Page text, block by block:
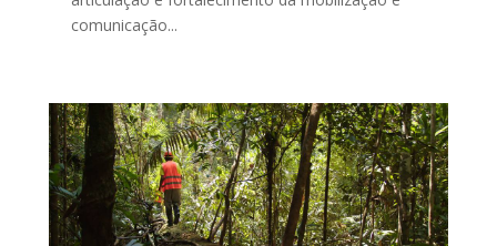
comunicação...